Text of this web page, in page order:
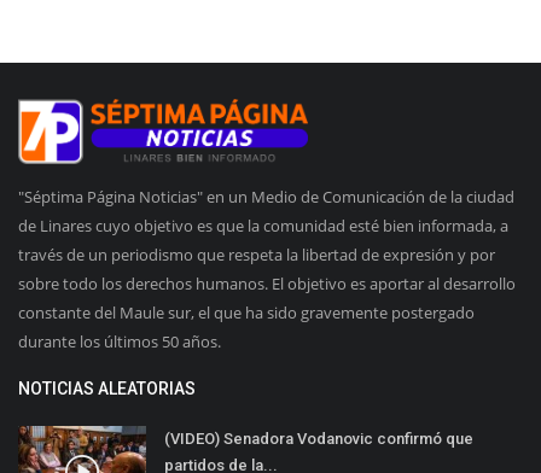
"Séptima Página Noticias" en un Medio de Comunicación de la ciudad
de Linares cuyo objetivo es que la comunidad esté bien informada, a
través de un periodismo que respeta la libertad de expresión y por
sobre todo los derechos humanos. El objetivo es aportar al desarrollo
constante del Maule sur, el que ha sido gravemente postergado
durante los últimos 50 años.
NOTICIAS ALEATORIAS
(VIDEO) Senadora Vodanovic confirmó que
partidos de la...